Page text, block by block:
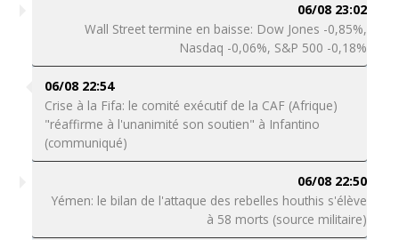
06/08 23:02
Wall Street termine en baisse: Dow Jones -0,85%,
Nasdaq -0,06%, S&P 500 -0,18%
06/08 22:54
Crise à la Fifa: le comité exécutif de la CAF (Afrique)
"réaffirme à l'unanimité son soutien" à Infantino
(communiqué)
06/08 22:50
Yémen: le bilan de l'attaque des rebelles houthis s'élève
à 58 morts (source militaire)